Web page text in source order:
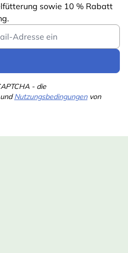
sowie 10 % Rabatt
- die
Nutzungsbedingungenvon